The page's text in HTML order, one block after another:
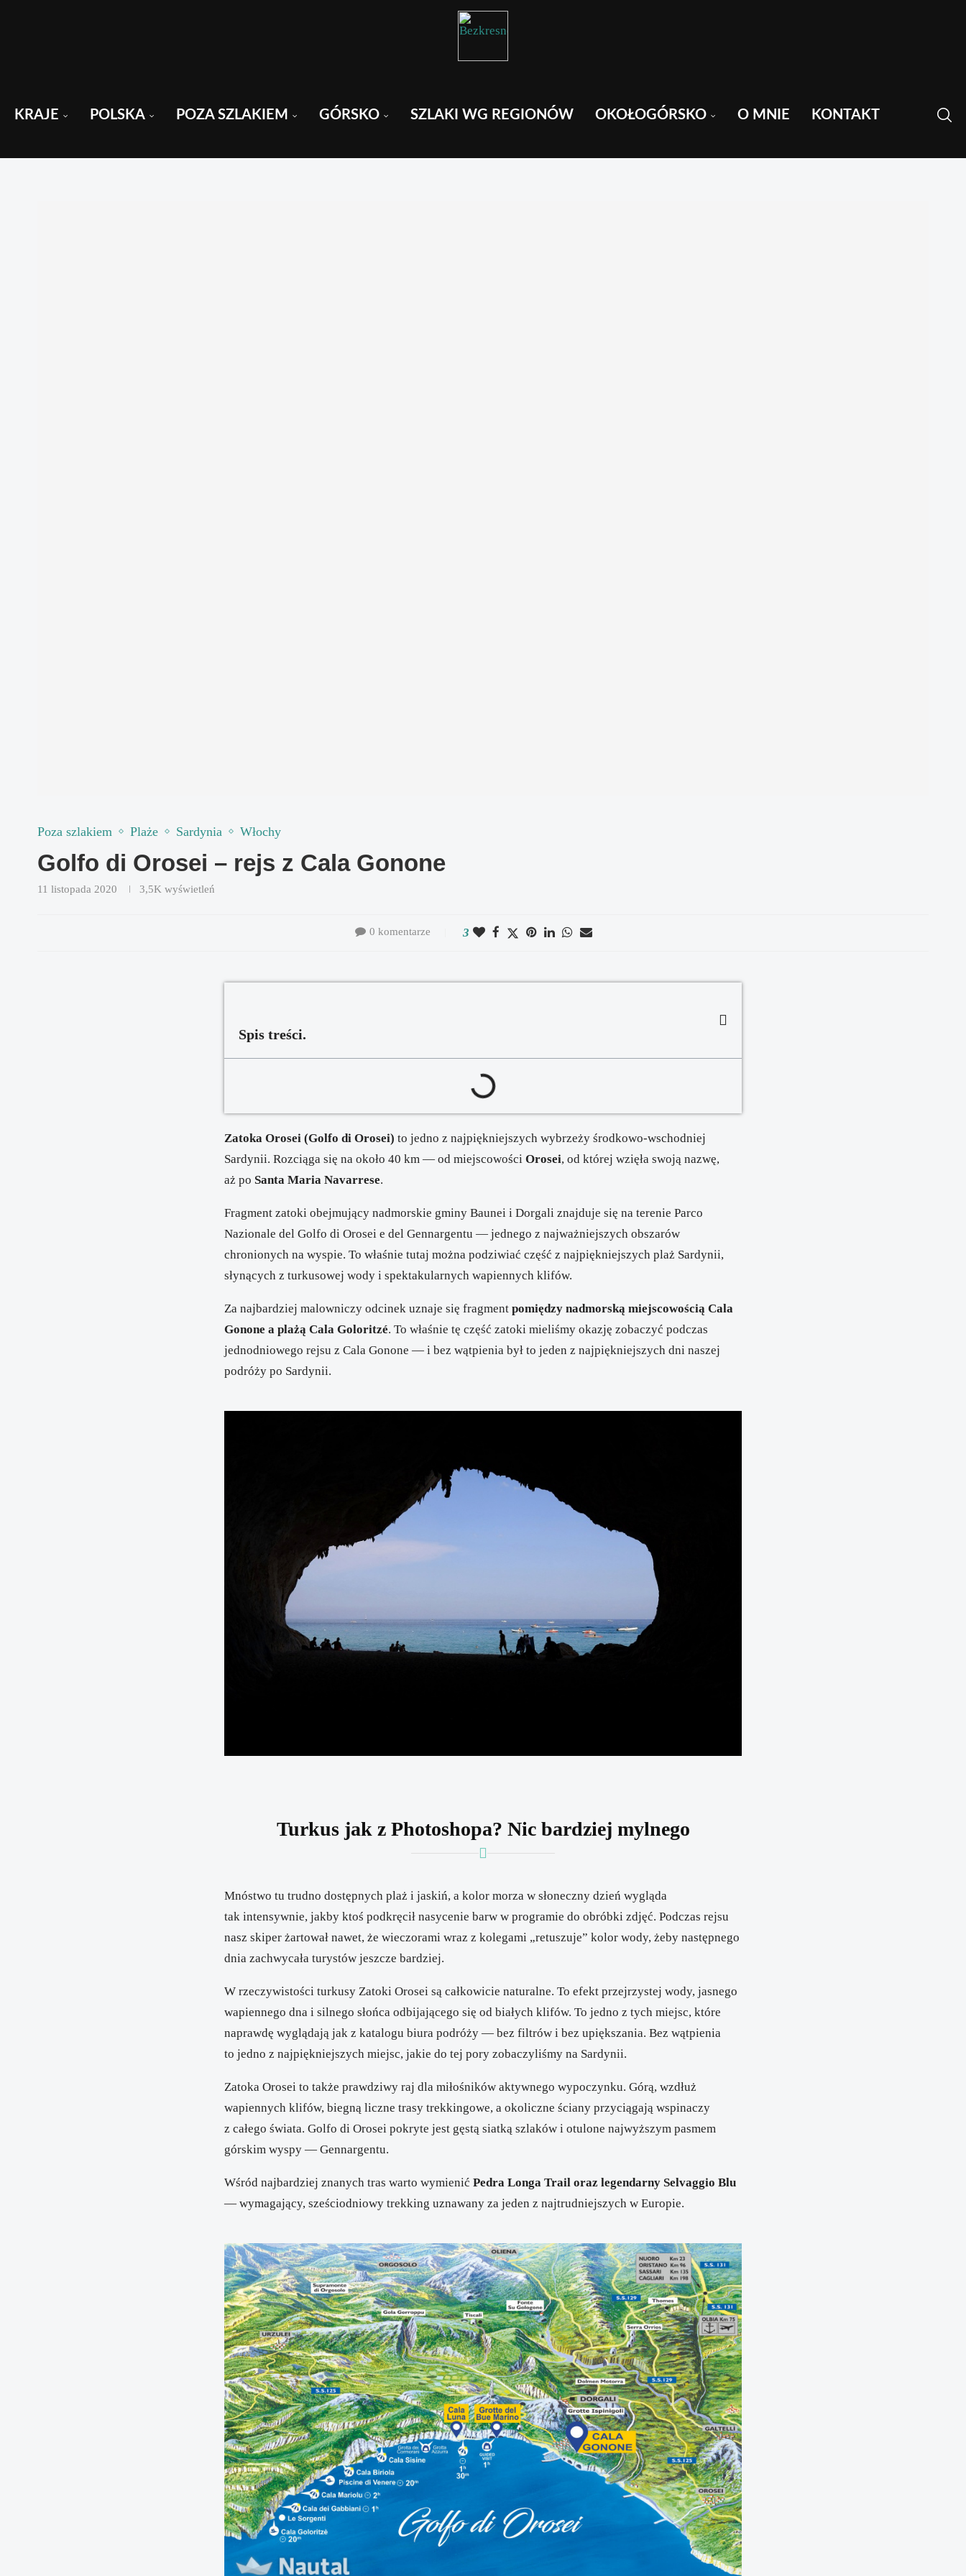
KRAJE POLSKA POZA SZLAKIEM GÓRSKO SZLAKI WG REGIONÓW OKOŁOGÓRSKO O MNIE KONTAKT
Poza szlakiem Plaże Sardynia Włochy
Golfo di Orosei – rejs z Cala Gonone
11 listopada 2020 3,5K wyświetleń
0 komentarze 3
Spis treści.
Zatoka Orosei (Golfo di Orosei) to jedno z najpiękniejszych wybrzeży środkowo-wschodniej
Sardynii. Rozciąga się na około 40 km — od miejscowości Orosei, od której wzięła swoją nazwę,
aż po Santa Maria Navarrese.
Fragment zatoki obejmujący nadmorskie gminy Baunei i Dorgali znajduje się na terenie Parco
Nazionale del Golfo di Orosei e del Gennargentu — jednego z najważniejszych obszarów
chronionych na wyspie. To właśnie tutaj można podziwiać część z najpiękniejszych plaż Sardynii,
słynących z turkusowej wody i spektakularnych wapiennych klifów.
Za najbardziej malowniczy odcinek uznaje się fragment pomiędzy nadmorską miejscowością Cala
Gonone a plażą Cala Goloritzé. To właśnie tę część zatoki mieliśmy okazję zobaczyć podczas
jednodniowego rejsu z Cala Gonone — i bez wątpienia był to jeden z najpiękniejszych dni naszej
podróży po Sardynii.
Turkus jak z Photoshopa? Nic bardziej mylnego
Mnóstwo tu trudno dostępnych plaż i jaskiń, a kolor morza w słoneczny dzień wygląda
tak intensywnie, jakby ktoś podkręcił nasycenie barw w programie do obróbki zdjęć. Podczas rejsu
nasz skiper żartował nawet, że wieczorami wraz z kolegami „retuszuje” kolor wody, żeby następnego
dnia zachwycała turystów jeszcze bardziej.
W rzeczywistości turkusy Zatoki Orosei są całkowicie naturalne. To efekt przejrzystej wody, jasnego
wapiennego dna i silnego słońca odbijającego się od białych klifów. To jedno z tych miejsc, które
naprawdę wyglądają jak z katalogu biura podróży — bez filtrów i bez upiększania. Bez wątpienia
to jedno z najpiękniejszych miejsc, jakie do tej pory zobaczyliśmy na Sardynii.
Zatoka Orosei to także prawdziwy raj dla miłośników aktywnego wypoczynku. Górą, wzdłuż
wapiennych klifów, biegną liczne trasy trekkingowe, a okoliczne ściany przyciągają wspinaczy
z całego świata. Golfo di Orosei pokryte jest gęstą siatką szlaków i otulone najwyższym pasmem
górskim wyspy — Gennargentu.
Wśród najbardziej znanych tras warto wymienić Pedra Longa Trail oraz legendarny Selvaggio Blu
— wymagający, sześciodniowy trekking uznawany za jeden z najtrudniejszych w Europie.